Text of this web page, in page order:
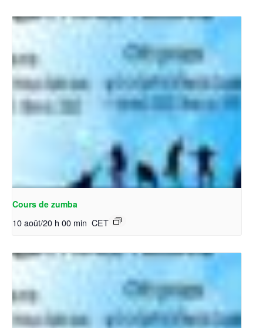
Cours de zumba
10 août/20 h 00 min CET